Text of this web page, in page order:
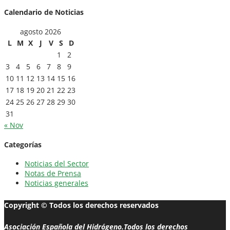
Calendario de Noticias
agosto 2026
L M X J V S
D
1
2
3
4 5 6 7 8
9
10 11 12 13 14 15 16
17 18 19 20 21 22 23
24 25 26 27 28 29 30
31
« Nov
Categorías
Noticias del Sector
Notas de Prensa
Noticias generales
Copyright © Todos los derechos reservados
Asociación Española del Hidrógeno.Todos los derechos